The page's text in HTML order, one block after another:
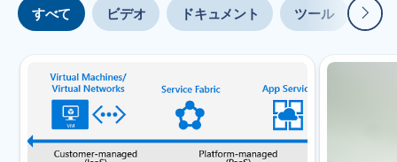
すべて ビデオ ドキュメント ツール エ
次
スライド {0} {1} インジケーター